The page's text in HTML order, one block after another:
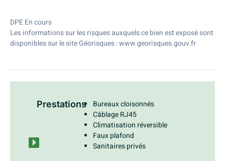
DPE En cours
Les informations sur les risques auxquels ce bien est exposé sont
disponibles sur le site Géorisques : www.georisques.gouv.fr
Prestations
Bureaux cloisonnés
Câblage RJ45
Climatisation réversible
Faux plafond
Sanitaires privés